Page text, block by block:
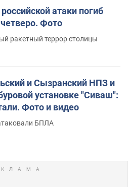
атаки погиб
Фото
ракетный террор столицы
и Сызранский НПЗ и
установке "Сиваш":
Фото и видео
БПЛА